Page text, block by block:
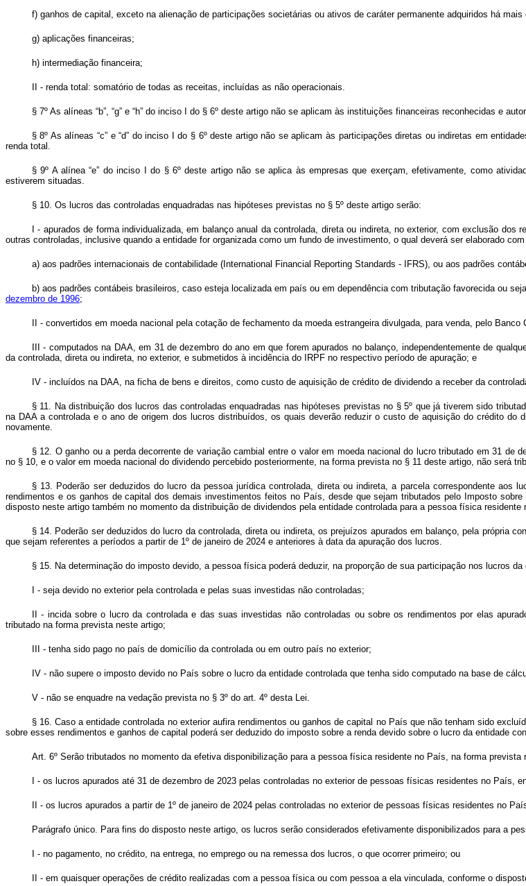
f) ganhos de capital, exceto na alienação de participações societárias ou ativos de caráter permanente adquiridos há mais
g) aplicações financeiras;
h) intermediação financeira;
II - renda total: somatório de todas as receitas, incluídas as não operacionais.
§ 7º As alíneas “b”, “g” e “h” do inciso I do § 6º deste artigo não se aplicam às instituições financeiras reconhecidas e
§ 8º As alíneas “c” e “d” do inciso I do § 6º deste artigo não se aplicam às participações diretas ou indiretas em
renda total.
§ 9º A alínea “e” do inciso I do § 6º deste artigo não se aplica às empresas que exerçam, efetivamente, como
estiverem situadas.
§ 10. Os lucros das controladas enquadradas nas hipóteses previstas no § 5º deste artigo serão:
I - apurados de forma individualizada, em balanço anual da controlada, direta ou indireta, no exterior, com exclusão
outras controladas, inclusive quando a entidade for organizada como um fundo de investimento, o qual deverá ser elaborado
a) aos padrões internacionais de contabilidade (International Financial Reporting Standards - IFRS), ou aos padrões
b) aos padrões contábeis brasileiros, caso esteja localizada em país ou em dependência com tributação favorecida ou
dezembro de 1996;
II - convertidos em moeda nacional pela cotação de fechamento da moeda estrangeira divulgada, para venda, pelo
III - computados na DAA, em 31 de dezembro do ano em que forem apurados no balanço, independentemente de
da controlada, direta ou indireta, no exterior, e submetidos à incidência do IRPF no respectivo período de apuração; e
IV - incluídos na DAA, na ficha de bens e direitos, como custo de aquisição de crédito de dividendo a receber da
§ 11. Na distribuição dos lucros das controladas enquadradas nas hipóteses previstas no § 5º que já tiverem sido
na DAA a controlada e o ano de origem dos lucros distribuídos, os quais deverão reduzir o custo de aquisição do crédito do
novamente.
§ 12. O ganho ou a perda decorrente de variação cambial entre o valor em moeda nacional do lucro tributado em 31
no § 10, e o valor em moeda nacional do dividendo percebido posteriormente, na forma prevista no § 11 deste artigo, não será
§ 13. Poderão ser deduzidos do lucro da pessoa jurídica controlada, direta ou indireta, a parcela correspondente
rendimentos e os ganhos de capital dos demais investimentos feitos no País, desde que sejam tributados pelo Imposto
disposto neste artigo também no momento da distribuição de dividendos pela entidade controlada para a pessoa física residente
§ 14. Poderão ser deduzidos do lucro da controlada, direta ou indireta, os prejuízos apurados em balanço, pela própria
que sejam referentes a períodos a partir de 1º de janeiro de 2024 e anteriores à data da apuração dos lucros.
§ 15. Na determinação do imposto devido, a pessoa física poderá deduzir, na proporção de sua participação nos lucros
I - seja devido no exterior pela controlada e pelas suas investidas não controladas;
II - incida sobre o lucro da controlada e das suas investidas não controladas ou sobre os rendimentos por elas
tributado na forma prevista neste artigo;
III - tenha sido pago no país de domicílio da controlada ou em outro país no exterior;
IV - não supere o imposto devido no País sobre o lucro da entidade controlada que tenha sido computado na base de
V - não se enquadre na vedação prevista no § 3º do art. 4º desta Lei.
§ 16. Caso a entidade controlada no exterior aufira rendimentos ou ganhos de capital no País que não tenham sido
sobre esses rendimentos e ganhos de capital poderá ser deduzido do imposto sobre a renda devido sobre o lucro da entidade
Art. 6º Serão tributados no momento da efetiva disponibilização para a pessoa física residente no País, na forma prevista
I - os lucros apurados até 31 de dezembro de 2023 pelas controladas no exterior de pessoas físicas residentes no País,
II - os lucros apurados a partir de 1º de janeiro de 2024 pelas controladas no exterior de pessoas físicas residentes no
Parágrafo único. Para fins do disposto neste artigo, os lucros serão considerados efetivamente disponibilizados para a
I - no pagamento, no crédito, na entrega, no emprego ou na remessa dos lucros, o que ocorrer primeiro; ou
II - em quaisquer operações de crédito realizadas com a pessoa física ou com pessoa a ela vinculada, conforme o